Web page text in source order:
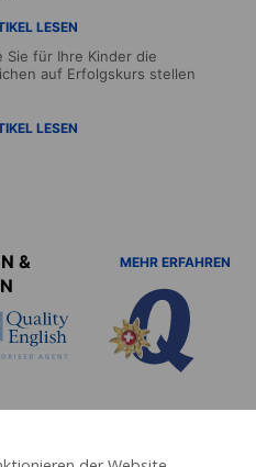
LESEN
Sie für Ihre Kinder die
auf Erfolgskurs stellen
LESEN
&
MEHR ERFAHREN